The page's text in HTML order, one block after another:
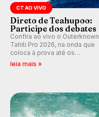
CT AO VIVO
Direto de Teahupoo:
Participe dos debates
Confira ao vivo o Outerknown
Tahiti Pro 2026, na onda que
coloca à prova até os
melhores surfistas do mundo.
Participe dos comentários e
etapas da WSL.
leia mais »